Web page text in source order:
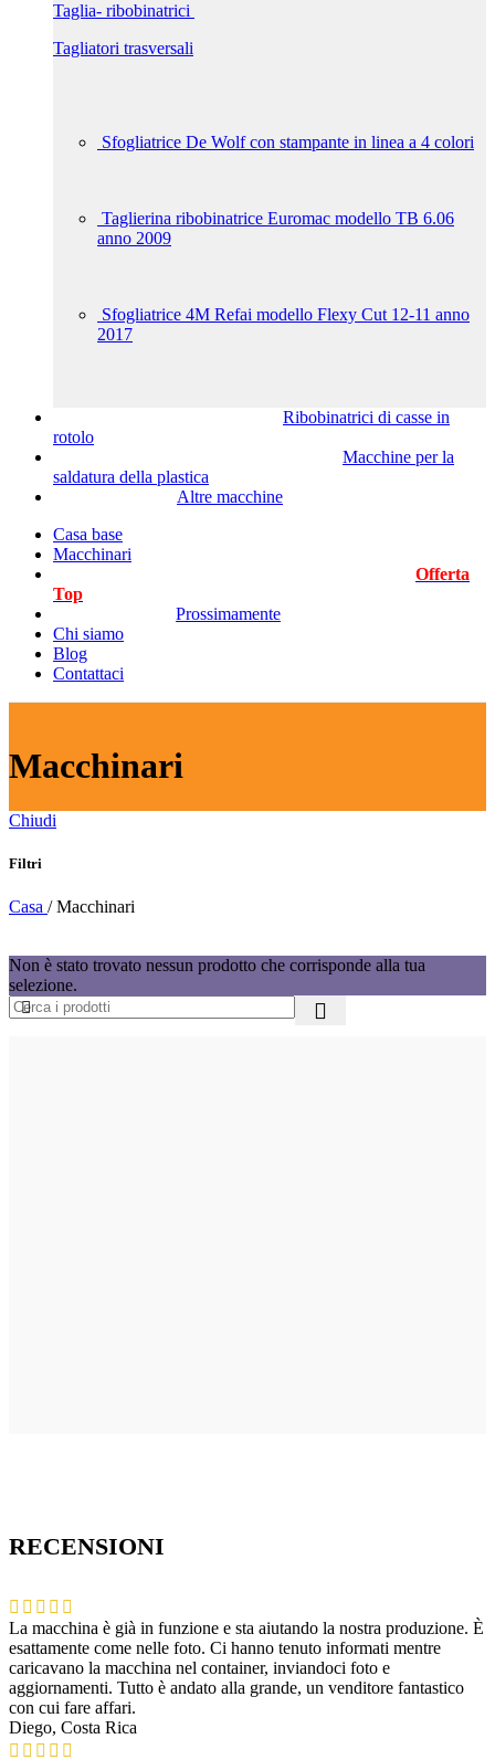
Taglia- ribobinatrici
Tagliatori trasversali
Sfogliatrice De Wolf con stampante in linea a 4 colori
Taglierina ribobinatrice Euromac modello TB 6.06
anno 2009
Sfogliatrice 4M Refai modello Flexy Cut 12-11 anno
2017
Ribobinatrici di casse in
rotolo
Macchine per la
saldatura della plastica
Altre macchine
Casa base
Macchinari
Offerta
Top
Prossimamente
Chi siamo
Blog
Contattaci
Macchinari
Chiudi
Filtri
Casa / Macchinari
Non è stato trovato nessun prodotto che corrisponde alla tua
selezione.
RECENSIONI
La macchina è già in funzione e sta aiutando la nostra produzione. È
esattamente come nelle foto. Ci hanno tenuto informati mentre
caricavano la macchina nel container, inviandoci foto e
aggiornamenti. Tutto è andato alla grande, un venditore fantastico
con cui fare affari.
Diego, Costa Rica